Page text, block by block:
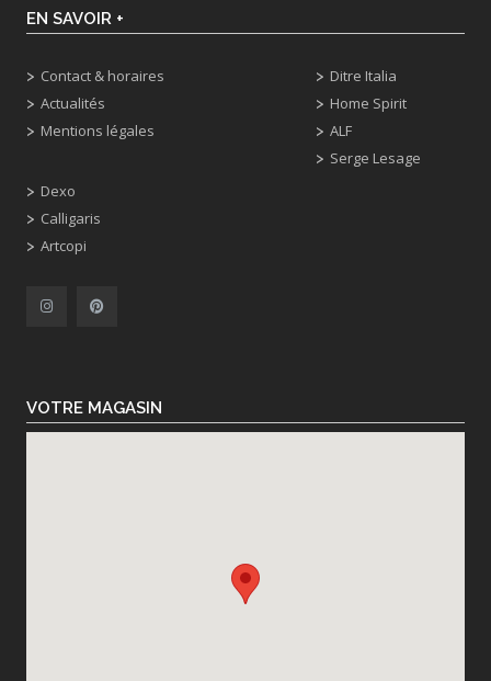
EN SAVOIR +
Contact & horaires
Actualités
Mentions légales
Dexo
Calligaris
Artcopi
Ditre Italia
Home Spirit
ALF
Serge Lesage
VOTRE MAGASIN